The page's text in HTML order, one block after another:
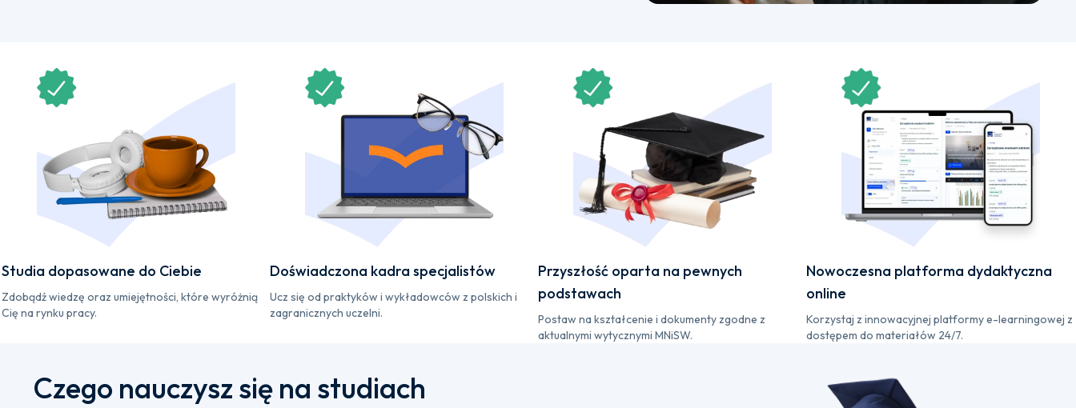
Studia dopasowane do Ciebie
Zdobądź wiedzę oraz umiejętności, które wyróżnią
Cię na rynku pracy.
Doświadczona kadra specjalistów
Ucz się od praktyków i wykładowców z polskich i
zagranicznych uczelni.
Przyszłość oparta na pewnych
podstawach
Postaw na kształcenie i dokumenty zgodne z
aktualnymi wytycznymi MNiSW.
Nowoczesna platforma dydaktyczna
online
Korzystaj z innowacyjnej platformy e-learningowej z
dostępem do materiałów 24/7.
Czego nauczysz się na studiach